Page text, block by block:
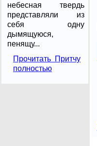
небесная твердь
представляли из
себя одну
дымящуюся,
пенящу...
Прочитать Притчу
полностью